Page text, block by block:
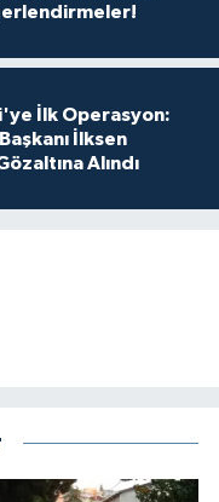
İlk Operasyon:
İlksen
Alındı